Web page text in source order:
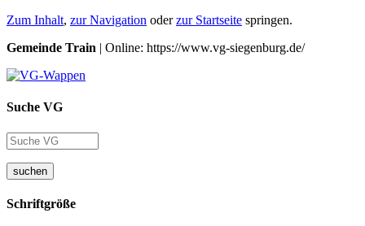
Zum Inhalt, zur Navigation oderzur Startseite springen.
Gemeinde Train | Online: https://www.vg-siegenburg.de/
Suche VG
suchen
Schriftgröße